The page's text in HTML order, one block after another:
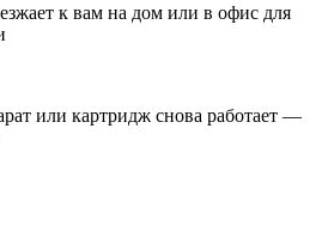
к вам на дом или в офис для
или картридж снова работает —